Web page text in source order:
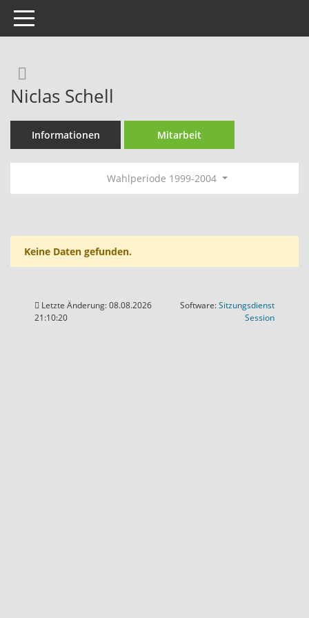
Toggle navigation
Niclas Schell
Informationen Mitarbeit
Wahlperiode 1999-2004
Keine Daten gefunden.
Letzte Änderung: 08.08.2026
21:10:20
Software:Sitzungsdienst
Session(Wird in